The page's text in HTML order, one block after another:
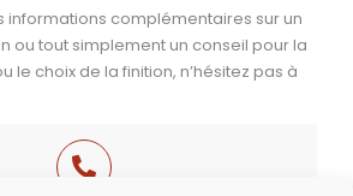
informations complémentaires sur un
ou tout simplement un conseil pour la
le choix de la finition, n’hésitez pas à